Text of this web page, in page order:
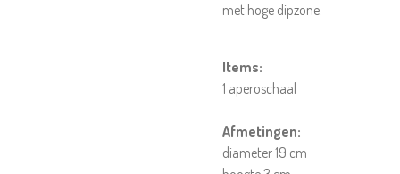
met hoge dipzone.
Items:
1 aperoschaal
Afmetingen:
diameter 19 cm